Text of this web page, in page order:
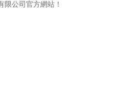
限公司官方網站！